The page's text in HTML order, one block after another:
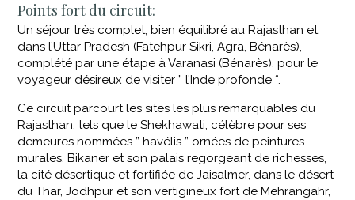
Points fort du circuit:
Un séjour très complet, bien équilibré au Rajasthan et
dans l’Uttar Pradesh (Fatehpur Sikri, Agra, Bénarès),
complété par une étape à Varanasi (Bénarès), pour le
voyageur désireux de visiter ” l’Inde profonde “.
Ce circuit parcourt les sites les plus remarquables du
Rajasthan, tels que le Shekhawati, célèbre pour ses
demeures nommées ” havélis ” ornées de peintures
murales, Bikaner et son palais regorgeant de richesses,
la cité désertique et fortifiée de Jaisalmer, dans le désert
du Thar, Jodhpur et son vertigineux fort de Mehrangahr,